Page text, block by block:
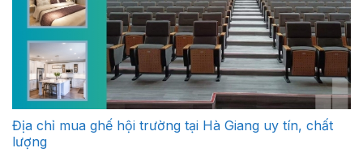
Địa chỉ mua ghế hội trường tại Hà Giang uy tín, chất
lượng